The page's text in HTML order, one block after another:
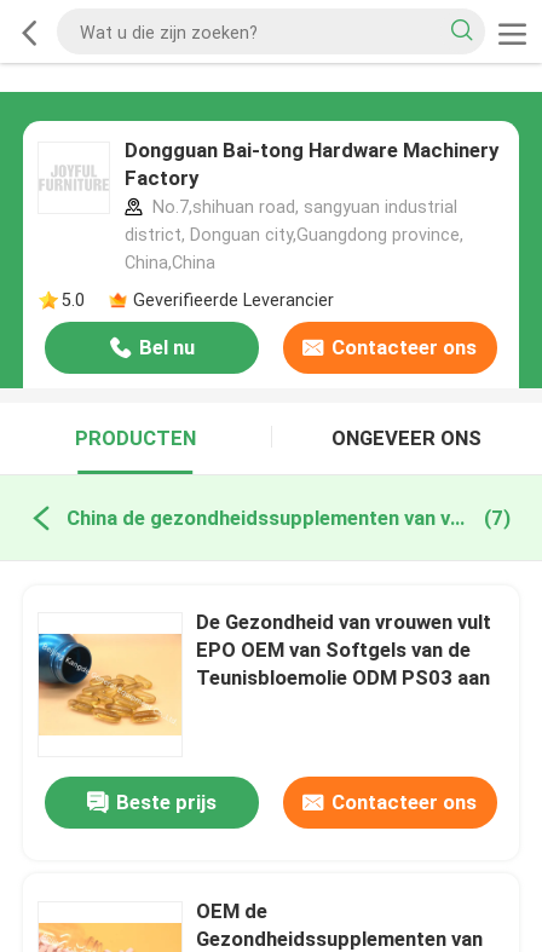
Dongguan Bai-tong Hardware Machinery
Factory
No.7,shihuan road, sangyuan industrial
district, Donguan city,Guangdong province,
China,China
5.0
Geverifieerde Leverancier
Bel nu Contacteer ons
PRODUCTEN ONGEVEER ONS
China de gezondheidssupplementen van vrouwen (7)
De Gezondheid van vrouwen vult
EPO OEM van Softgels van de
Teunisbloemolie ODM PS03 aan
Beste prijs Contacteer ons
OEM de
Gezondheidssupplementen van